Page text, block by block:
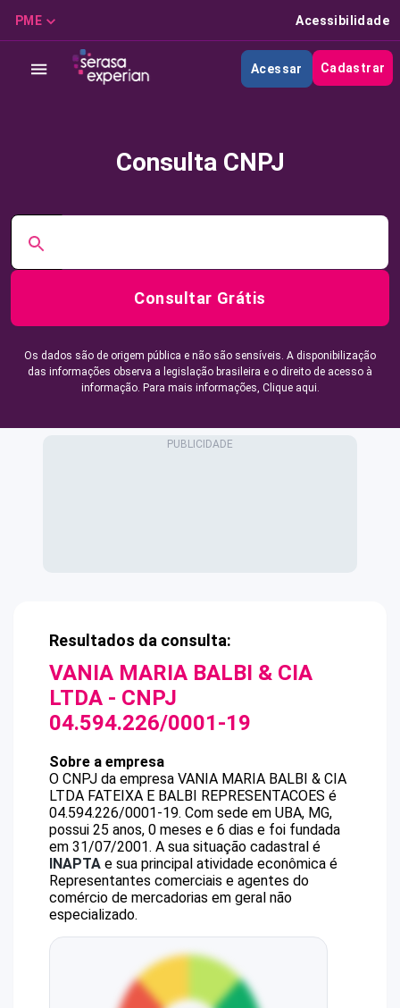
PME Acessibilidade
Acessar Cadastrar
Consulta CNPJ
Consultar Grátis
Os dados são de origem pública e não são sensíveis. A disponibilização
das informações observa a legislação brasileira e o direito de acesso à
informação. Para mais informações, Clique aqui.
Resultados da consulta:
VANIA MARIA BALBI & CIA
LTDA - CNPJ
04.594.226/0001-19
Sobre a empresa
O CNPJ da empresa VANIA MARIA BALBI & CIA
LTDA FATEIXA E BALBI REPRESENTACOES é
04.594.226/0001-19. Com sede em UBA, MG,
possui 25 anos, 0 meses e 6 dias e foi fundada
em 31/07/2001. A sua situação cadastral é
INAPTA e sua principal atividade econômica é
Representantes comerciais e agentes do
comércio de mercadorias em geral não
especializado.